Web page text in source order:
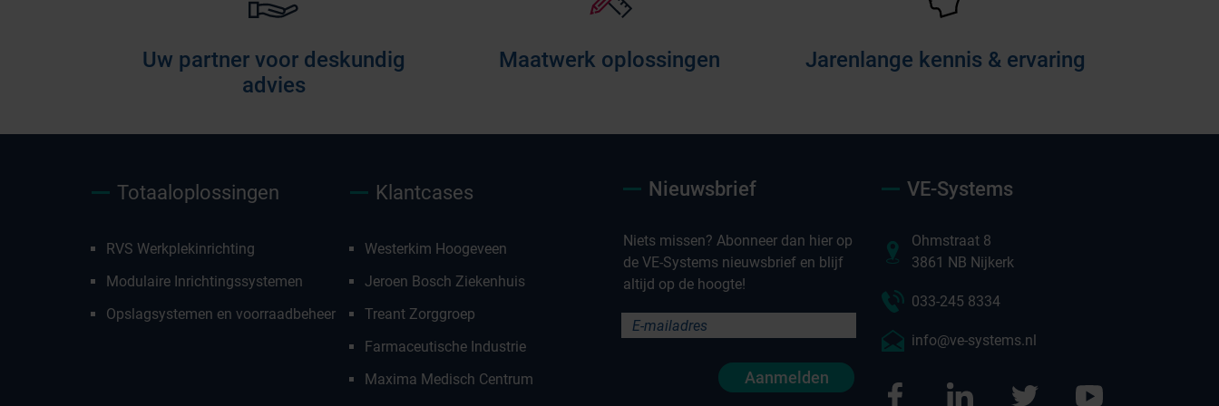
Uw partner voor deskundig
advies
Maatwerk oplossingen Jarenlange kennis & ervaring
Totaaloplossingen
RVS Werkplekinrichting
Modulaire Inrichtingssystemen
Opslagsystemen en voorraadbeheer
Klantcases
Westerkim Hoogeveen
Jeroen Bosch Ziekenhuis
Treant Zorggroep
Farmaceutische Industrie
Maxima Medisch Centrum
Nieuwsbrief
Niets missen? Abonneer dan hier op
de VE-Systems nieuwsbrief en blijf
altijd op de hoogte!
Aanmelden
VE-Systems
Ohmstraat 8
3861 NB Nijkerk
033-245 8334
info@ve-systems.nl